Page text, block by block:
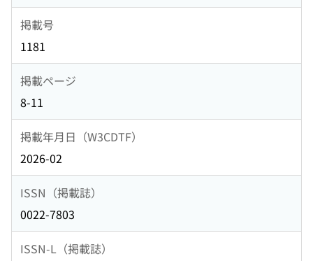
掲載号
1181
掲載ページ
8-11
掲載年月日（W3CDTF）
2026-02
ISSN（掲載誌）
0022-7803
ISSN-L（掲載誌）